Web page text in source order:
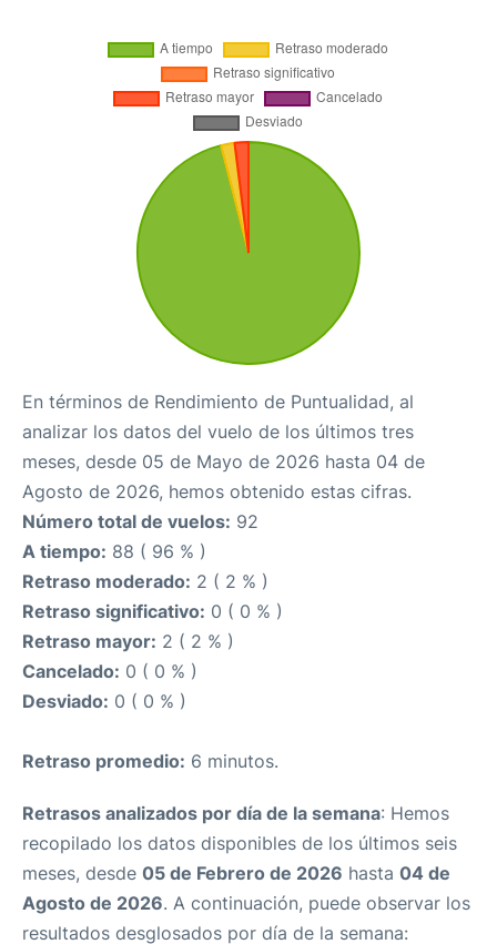
En términos de Rendimiento de Puntualidad, al
analizar los datos del vuelo de los últimos tres
meses, desde 05 de Mayo de 2026 hasta 04 de
Agosto de 2026, hemos obtenido estas cifras.
Número total de vuelos: 92
A tiempo: 88 ( 96 % )
Retraso moderado: 2 ( 2 % )
Retraso significativo: 0 ( 0 % )
Retraso mayor: 2 ( 2 % )
Cancelado: 0 ( 0 % )
Desviado: 0 ( 0 % )
Retraso promedio: 6 minutos.
Retrasos analizados por día de la semana: Hemos
recopilado los datos disponibles de los últimos seis
meses, desde 05 de Febrero de 2026 hasta 04 de
Agosto de 2026. A continuación, puede observar los
resultados desglosados por día de la semana: